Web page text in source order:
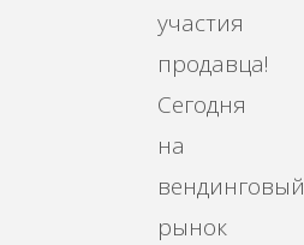
участия
продавца!
Сегодня
на
вендинговый
рынок